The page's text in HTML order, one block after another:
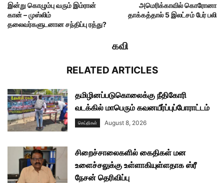
இன்று கொழும்பு வரும் இம்ரான்
கான் – முஸ்லிம்
தலைவர்களுடனான சந்திப்பு ரத்து?
அமெரிக்காவில் கொரோனா
தாக்கத்தால் 5 இலட்சம் பேர் பலி
கவி
RELATED ARTICLES
தமிழினப்படுகொலைக்கு நீதிகோரி
வடக்கில் மாபெரும் கவனயீர்ப்புப்போராட்டம்
செய்திகள் August 8, 2026
சிறைச்சாலைகளில் கைதிகள் மன
உளைச்சலுக்கு உள்ளாகியுள்ளதாக ஸ்ரீ
நேசன் தெரிவிப்பு